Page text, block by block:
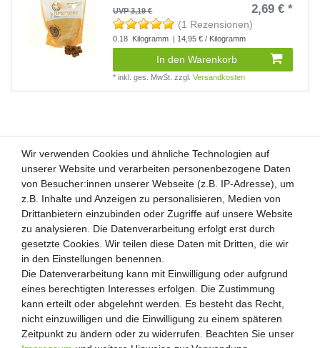
UVP 3,19 € 2,69 € *
(1 Rezensionen)
0.18 Kilogramm | 14,95 € / Kilogramm
In den Warenkorb
*inkl. ges. MwSt. zzgl.Versandkosten
Kunden-Anfragen: info@zooheld.de
Über uns
Zahlung und Versand
Retouren
Zooheld Blog
Widerrufsrecht
Vertrag widerrufen
Geschäftsbedingungen
Wir verwenden Cookies und ähnliche Technologien auf
unserer Website und verarbeiten personenbezogene Daten
von Besucher:innen unserer Webseite (z.B. IP-Adresse), um
z.B. Inhalte und Anzeigen zu personalisieren, Medien von
Drittanbietern einzubinden oder Zugriffe auf unsere Website
zu analysieren. Die Datenverarbeitung erfolgt erst durch
gesetzte Cookies. Wir teilen diese Daten mit Dritten, die wir
in den Einstellungen benennen.
Die Datenverarbeitung kann mit Einwilligung oder aufgrund
eines berechtigten Interesses erfolgen. Die Zustimmung
kann erteilt oder abgelehnt werden. Es besteht das Recht,
nicht einzuwilligen und die Einwilligung zu einem späteren
Zeitpunkt zu ändern oder zu widerrufen. Beachten Sie unser
Wir verwenden Cookies und ähnliche Technologien auf
unserer Website und verarbeiten personenbezogene Daten
von Besucher:innen unserer Webseite (z.B. IP-Adresse), um
z.B. Inhalte und Anzeigen zu personalisieren, Medien von
Drittanbietern einzubinden oder Zugriffe auf unsere Website
zu analysieren. Die Datenverarbeitung erfolgt erst durch
gesetzte Cookies. Wir teilen diese Daten mit Dritten, die wir
in den Einstellungen benennen.
Die Datenverarbeitung kann mit Einwilligung oder aufgrund
eines berechtigten Interesses erfolgen. Die Zustimmung
kann erteilt oder abgelehnt werden. Es besteht das Recht,
nicht einzuwilligen und die Einwilligung zu einem späteren
Zeitpunkt zu ändern oder zu widerrufen. Beachten Sie unser